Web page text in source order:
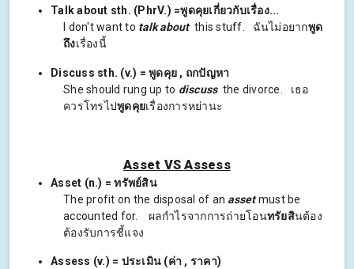
Talk about sth. (PhrV.) =พูดคุยเกี่ยวกับเรื่อง...
I don't want to talk aboutthis stuff. ฉันไม่อยากพูด
ถึงเรื่องนี้
Discuss sth. (v.) = พูดคุย , ถกปัญหา
She should rung up to discuss the divorce. เธอ
ควรโทรไปพูดคุยเรื่องการหย่านะ
Asset VS Assess
Asset (n.) = ทรัพย์สิน
The profit on the disposal of an asset must be
accounted for. ผลกำไรจากการถ่ายโอนทรัยสินต้อง
ต้องรับการชี้แจง
Assess (v.) = ประเมิน (ค่า , ราคา)